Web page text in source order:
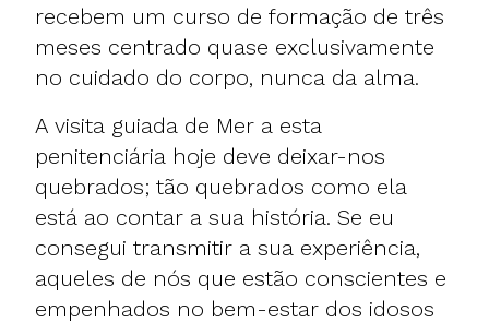
recebem um curso de formação de três
meses centrado quase exclusivamente
no cuidado do corpo, nunca da alma.
A visita guiada de Mer a esta
penitenciária hoje deve deixar-nos
quebrados; tão quebrados como ela
está ao contar a sua história. Se eu
consegui transmitir a sua experiência,
aqueles de nós que estão conscientes e
empenhados no bem-estar dos idosos